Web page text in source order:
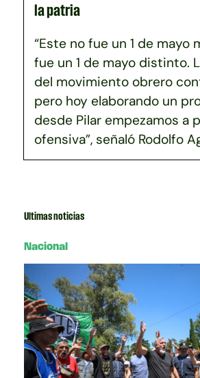
la patria
“Este no fue un 1 de mayo
fue un 1 de mayo distinto.
del movimiento obrero
pero hoy elaborando un
desde Pilar empezamos a
ofensiva”, señaló Rodolfo
Ultimas noticias
Nacional